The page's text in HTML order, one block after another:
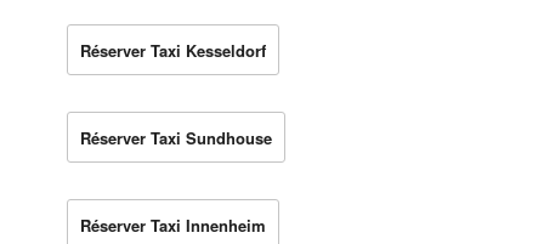
Réserver Taxi Kesseldorf
Réserver Taxi Sundhouse
Réserver Taxi Innenheim